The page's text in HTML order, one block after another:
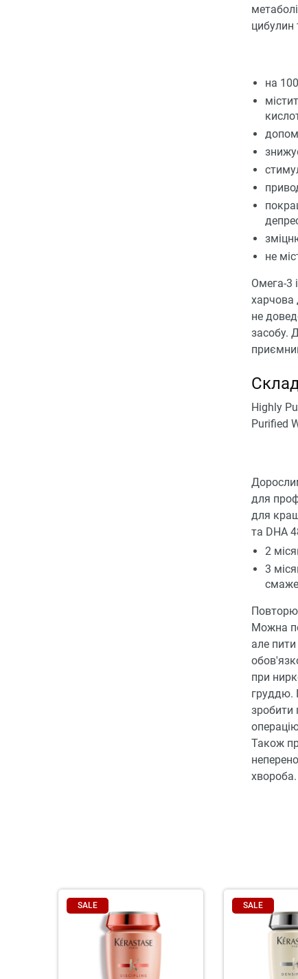
цибулин
на
не
Омега-3
харчова
не
засобу.
Highly
Purified
для
для
та DHA
2
3
Можна
але
при
груддю.
зробити
Також
хвороба.
SALE SALE